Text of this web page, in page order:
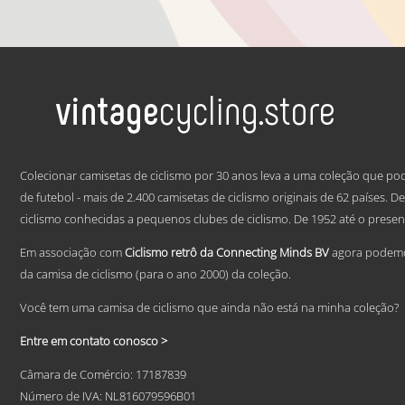
through
This
product
has
The
options
on
the
product
page
Colecionar camisetas de ciclismo por 30 anos leva a uma coleção que
de futebol - mais de 2.400 camisetas de ciclismo originais de 62 países.
ciclismo conhecidas a pequenos clubes de ciclismo. De 1952 até o
Em associação comCiclismo retrô da Connecting Minds BVagora
da camisa de ciclismo (para o ano 2000) da coleção.
Você tem uma camisa de ciclismo que ainda não está na minha coleção?
Entre em contato conosco >
Câmara de Comércio: 17187839
Número de IVA: NL816079596B01